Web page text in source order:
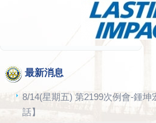
最新消息
8/14(星期五) 第2199次例會-鍾坤
話】